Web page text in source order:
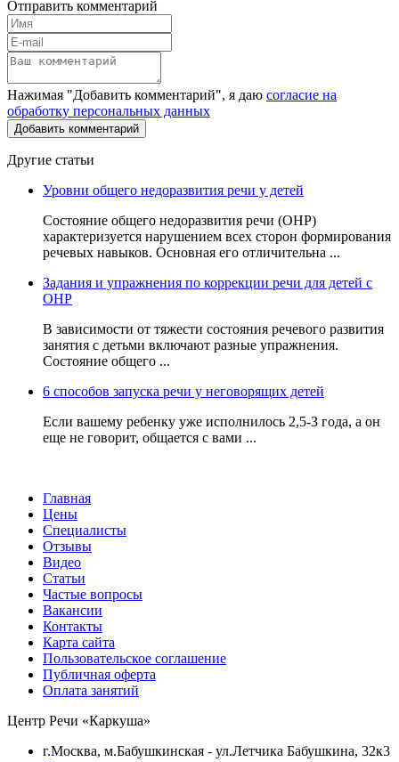
Отправить комментарий
Нажимая "Добавить комментарий", я даю согласие на
обработку персональных данных
Другие статьи
Уровни общего недоразвития речи у детей
Состояние общего недоразвития речи (ОНР)
характеризуется нарушением всех сторон формирования
речевых навыков. Основная его отличительна ...
Задания и упражнения по коррекции речи для детей с
ОНР
В зависимости от тяжести состояния речевого развития
занятия с детьми включают разные упражнения.
Состояние общего ...
6 способов запуска речи у неговорящих детей
Если вашему ребенку уже исполнилось 2,5-3 года, а он
еще не говорит, общается с вами ...
Главная
Цены
Специалисты
Отзывы
Видео
Статьи
Частые вопросы
Вакансии
Контакты
Карта сайта
Пользовательское соглашение
Публичная оферта
Оплата занятий
Центр Речи «Каркуша»
г.Москва, м.Бабушкинская - ул.Летчика Бабушкина, 32к3